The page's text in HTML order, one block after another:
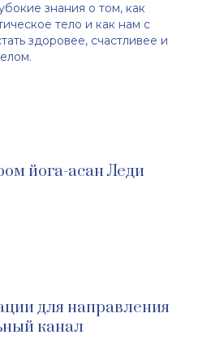
знания о том, как
тело и как нам с
здоровее, счастливее и
йога-асан Леди
для направления
канал